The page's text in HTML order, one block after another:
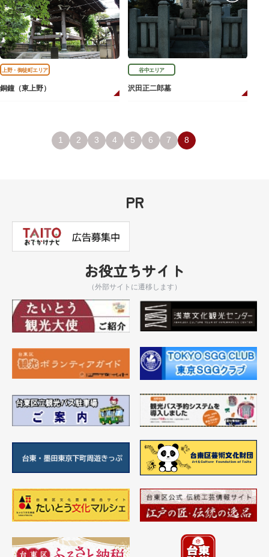
上野・御徒町エリア
銅鐘（東上野）
谷中エリア
沢田正二郎墓
1 2 3 4 5 6 7 8
PR
お役立ちサイト
（外部サイトに遷移します）